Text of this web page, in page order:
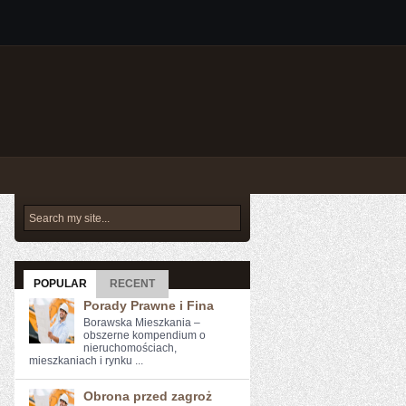
POPULAR RECENT
Porady Prawne i Fina
Borawska Mieszkania –
obszerne kompendium o
nieruchomościach,
mieszkaniach i rynku ...
Obrona przed zagroż